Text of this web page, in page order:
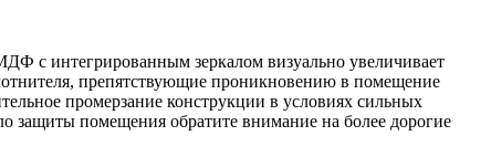
с интегрированным зеркалом визуально увеличивает
препятствующие проникновению в помещение
промерзание конструкции в условиях сильных
защиты помещения обратите внимание на более дорогие